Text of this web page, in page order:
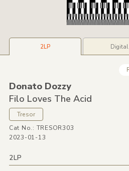
2LP Digital
Donato Dozzy
Filo Loves The Acid
Tresor
Cat No.: TRESOR303
2023-01-13
2LP